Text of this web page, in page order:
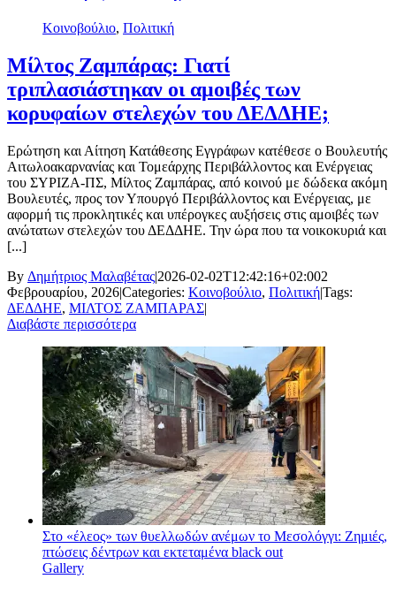
Κοινοβούλιο, Πολιτική
Μίλτος Ζαμπάρας: Γιατί
τριπλασιάστηκαν οι αμοιβές των
κορυφαίων στελεχών του ΔΕΔΔΗΕ;
Ερώτηση και Αίτηση Κατάθεσης Εγγράφων κατέθεσε ο Βουλευτής
Αιτωλοακαρνανίας και Τομεάρχης Περιβάλλοντος και Ενέργειας
του ΣΥΡΙΖΑ-ΠΣ, Μίλτος Ζαμπάρας, από κοινού με δώδεκα ακόμη
Βουλευτές, προς τον Υπουργό Περιβάλλοντος και Ενέργειας, με
αφορμή τις προκλητικές και υπέρογκες αυξήσεις στις αμοιβές των
ανώτατων στελεχών του ΔΕΔΔΗΕ. Την ώρα που τα νοικοκυριά και
[...]
By Δημήτριος Μαλαβέτας|2026-02-02T12:42:16+02:002
Φεβρουαρίου, 2026|Categories: Κοινοβούλιο, Πολιτική|Tags:
ΔΕΔΔΗΕ, ΜΙΛΤΟΣ ΖΑΜΠΑΡΑΣ|
Διαβάστε περισσότερα
Στο «έλεος» των θυελλωδών ανέμων το Μεσολόγγι: Ζημιές,
πτώσεις δέντρων και εκτεταμένα black out
Gallery